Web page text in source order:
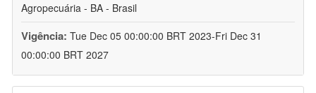
Agropecuária - BA - Brasil
Vigência: Tue Dec 05 00:00:00 BRT 2023-Fri Dec 31
00:00:00 BRT 2027